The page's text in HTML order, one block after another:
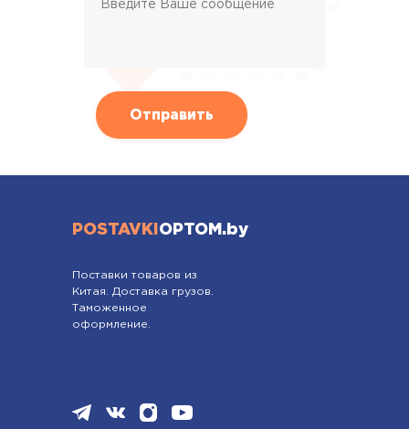
POSTAVKI OPTOM.by
Поставки товаров из
Китая. Доставка грузов.
Таможенное
оформление.